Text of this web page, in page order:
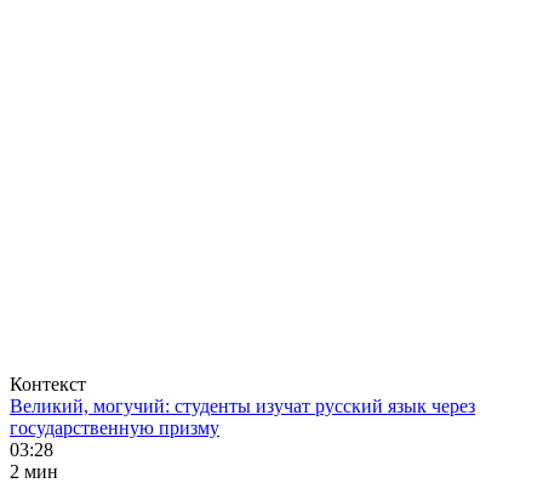
Контекст
Великий, могучий: студенты изучат русский язык через
государственную призму
03:28
2 мин